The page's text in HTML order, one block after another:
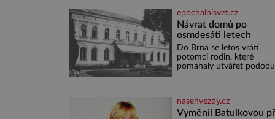
nahlédnout do útrob jedné
nejvýznamnějších vodních
elektráren v Evropě, vydat
na horské hřebeny, projet
na koloběžce a den
poznáváním památek ve
Velkých Losinách nebo v
epochalnisvet.cz
Návrat domů po
osmdesáti letech
Do Brna se letos vrátí
potomci rodin, které
pomáhaly utvářet podobu
Placzek, Löw-Beer,
Kohn a Stiassni se stanou
nasehvezdy.cz
Vyměnil Batulkovou